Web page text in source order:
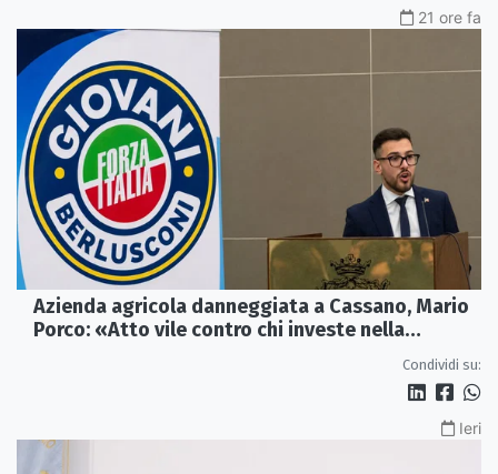
21 ore fa
Azienda agricola danneggiata a Cassano, Mario
Porco: «Atto vile contro chi investe nella
Condividi su:
Ieri